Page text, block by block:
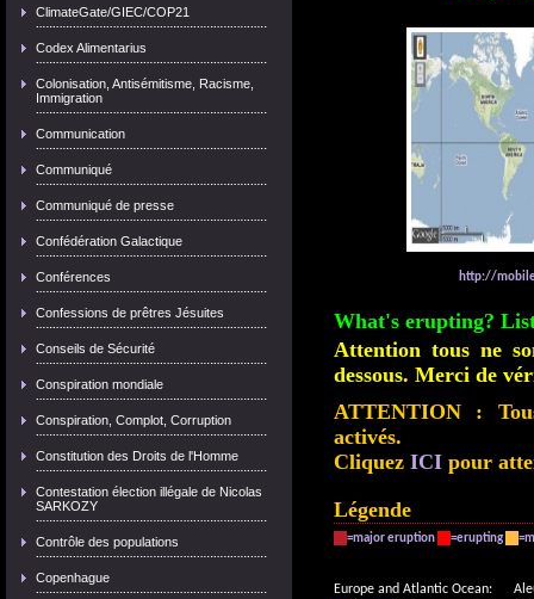
ClimateGate/GIEC/COP21
Codex Alimentarius
Colonisation, Antisémitisme, Racisme,
Immigration
Communication
Communiqué
Communiqué de presse
Confédération Galactique
Conférences
Confessions de prêtres Jésuites
Conseils de Sécurité
Conspiration mondiale
Conspiration, Complot, Corruption
Constitution des Droits de l'Homme
Contestation élection illégale de Nicolas
SARKOZY
Contrôle des populations
Copenhague
http://
What's erupting?
Attention tous ne
dessous. Merci de
ATTENTION :
activés.
Cliquez ICI pour
Légende
=major eruption =erupting
Europe and Atlantic Ocean: